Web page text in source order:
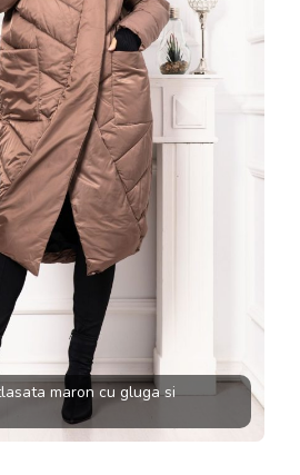
maron cu gluga si